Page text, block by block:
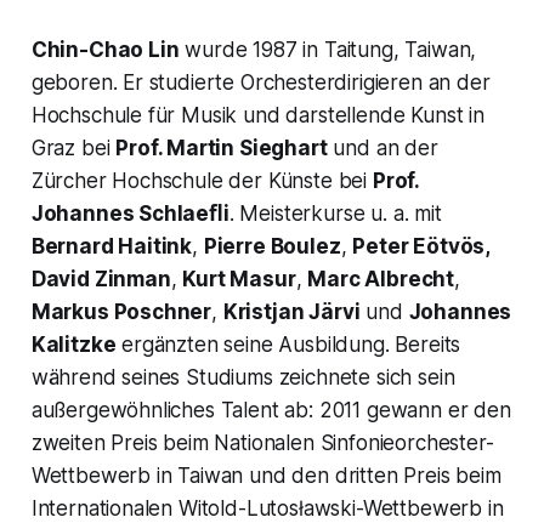
Chin-Chao Lin wurde 1987 in Taitung, Taiwan,
geboren. Er studierte Orchesterdirigieren an der
Hochschule für Musik und darstellende Kunst in
Graz bei Prof. Martin Sieghartund an der
Zürcher Hochschule der Künste bei Prof.
Johannes Schlaeﬂi. Meisterkurse u. a. mit
Bernard Haitink, Pierre Boulez, Peter Eötvös,
David Zinman, Kurt Masur, Marc Albrecht,
Markus Poschner, Kristjan Järvi und Johannes
Kalitzke ergänzten seine Ausbildung. Bereits
während seines Studiums zeichnete sich sein
außergewöhnliches Talent ab: 2011 gewann er den
zweiten Preis beim Nationalen Sinfonieorchester-
Wettbewerb in Taiwan und den dritten Preis beim
Internationalen Witold-Lutosławski-Wettbewerb in